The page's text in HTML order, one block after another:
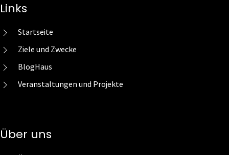
Links
Startseite
Ziele und Zwecke
BlogHaus
Veranstaltungen und Projekte
Über uns